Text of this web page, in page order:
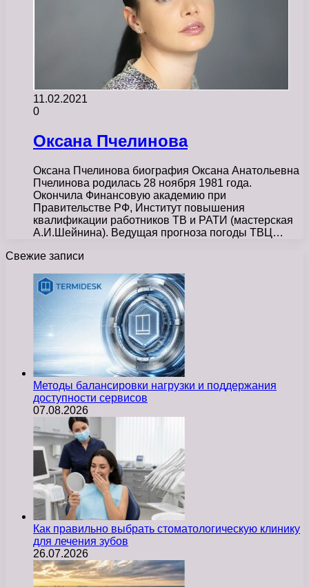
11.02.2021
0
Оксана Пчелинова
Оксана Пчелинова биография Оксана Анатольевна
Пчелинова родилась 28 ноября 1981 года.
Окончила Финансовую академию при
Правительстве РФ, Институт повышения
квалификации работников ТВ и РАТИ (мастерская
А.И.Шейнина). Ведущая прогноза погоды ТВЦ…
Свежие записи
Методы балансировки нагрузки и поддержания
доступности сервисов
07.08.2026
Как правильно выбрать стоматологическую клинику
для лечения зубов
26.07.2026